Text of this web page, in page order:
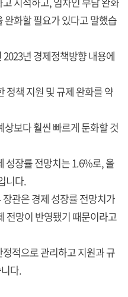
완화할 필요가 있다고 말했습
년 경제정책방향 내용에
정책 지원 및 규제 완화를 약
보다 훨씬 빠르게 둔화할 것
성장률 전망치는 1.6%로, 올
니다.
관은 경제 성장률 전망치가
전망이 반영됐기 때문이라고
적으로 관리하고 지원과 규
다.